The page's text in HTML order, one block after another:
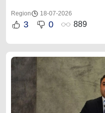
Region 18-07-2026
3 0 889